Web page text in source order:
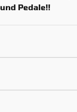
Pedale!!